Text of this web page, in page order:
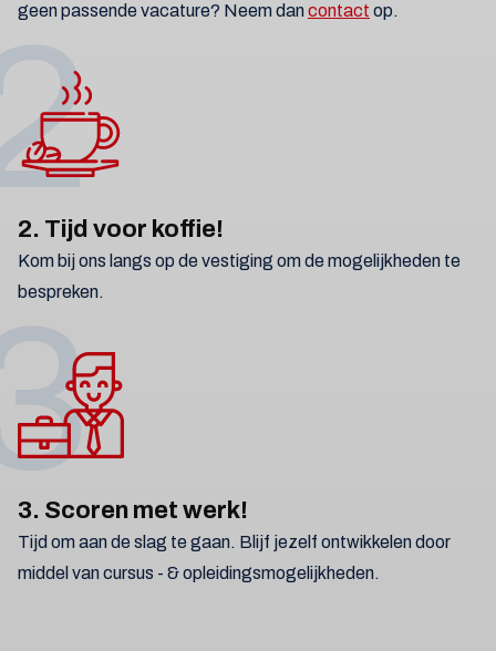
geen passende vacature? Neem dancontact op.
2. Tijd voor koffie!
Kom bij ons langs op de vestiging om de mogelijkheden te
bespreken.
3. Scoren met werk!
Tijd om aan de slag te gaan. Blijf jezelf ontwikkelen door
middel van cursus - & opleidingsmogelijkheden.